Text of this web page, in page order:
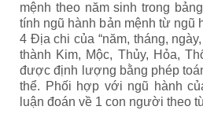
mệnh theo năm sinh trong
tính ngũ hành bản mệnh từ ngũ
4 Địa chi của “năm, tháng,
thành Kim, Mộc, Thủy, Hỏa,
được định lượng bằng phép
thể. Phối hợp với ngũ hành
luận đoán về 1 con người theo